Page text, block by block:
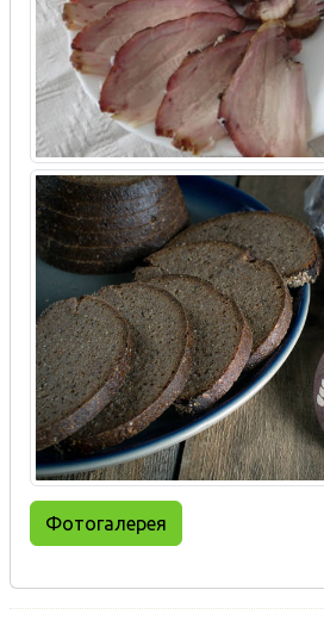
Фотогалерея